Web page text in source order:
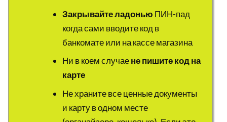
Закрывайте ладонью ПИН-пад
когда сами вводите код в
банкомате или на кассе магазина
Ни в коем случаене пишите код на
карте
Не храните все ценные документы
и карту в одном месте